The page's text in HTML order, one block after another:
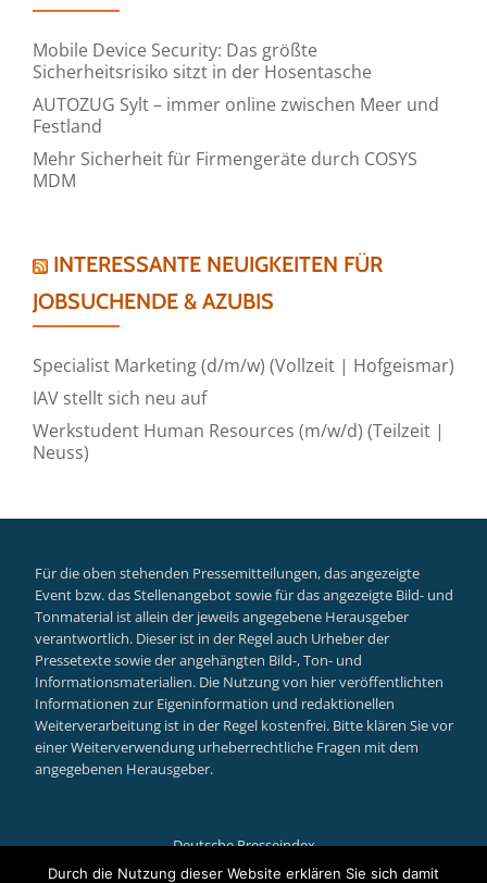
Mobile Device Security: Das größte
Sicherheitsrisiko sitzt in der Hosentasche
AUTOZUG Sylt – immer online zwischen Meer und
Festland
Mehr Sicherheit für Firmengeräte durch COSYS
MDM
INTERESSANTE NEUIGKEITEN FÜR
JOBSUCHENDE & AZUBIS
Specialist Marketing (d/m/w) (Vollzeit | Hofgeismar)
IAV stellt sich neu auf
Werkstudent Human Resources (m/w/d) (Teilzeit |
Neuss)
Für die oben stehenden Pressemitteilungen, das angezeigte
Event bzw. das Stellenangebot sowie für das angezeigte Bild- und
Tonmaterial ist allein der jeweils angegebene Herausgeber
verantwortlich. Dieser ist in der Regel auch Urheber der
Pressetexte sowie der angehängten Bild-, Ton- und
Informationsmaterialien. Die Nutzung von hier veröffentlichten
Informationen zur Eigeninformation und redaktionellen
Weiterverarbeitung ist in der Regel kostenfrei. Bitte klären Sie vor
einer Weiterverwendung urheberrechtliche Fragen mit dem
angegebenen Herausgeber.
Deutsche Presseindex
Durch die Nutzung dieser Website erklären Sie sich damit